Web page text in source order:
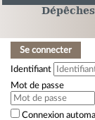
Dépêches
Se connecter
Identifiant
Mot de passe
Connexion